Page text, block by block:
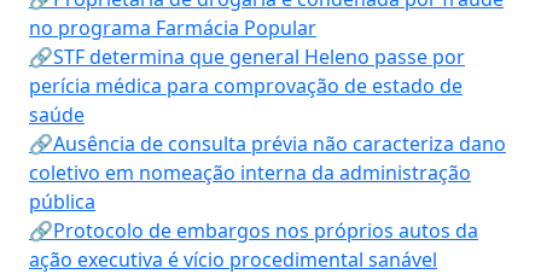
no programa Farmácia Popular
🔗STF determina que general Heleno passe por
perícia médica para comprovação de estado de
saúde
🔗Ausência de consulta prévia não caracteriza dano
coletivo em nomeação interna da administração
pública
🔗Protocolo de embargos nos próprios autos da
ação executiva é vício procedimental sanável